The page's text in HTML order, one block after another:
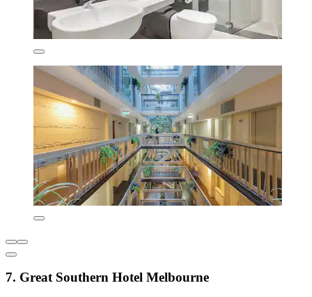
7. Great Southern Hotel Melbourne